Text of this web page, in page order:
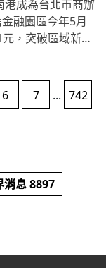
港成為台北市商辦
融園區今年5月
，突破區域新
南港將有39.5萬
47％，成為新興
6 7 ... 742
消息 8897